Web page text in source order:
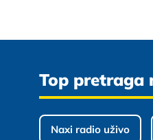
Top pretraga
Naxi radio uživo